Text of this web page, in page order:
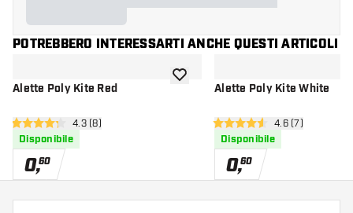
POTREBBERO INTERESSARTI ANCHE QUESTI ARTICOLI
Alette Poly Kite Red
apri pannello recensioni
4.3 stelle di valutazione
4.3 (8)
Disponibile
0,60
aggiungi alla lista dei desideri
Alette Poly Kite White
apri pannello
4.6 stelle di valutazione
4.6 (7)
Disponibile
0,60